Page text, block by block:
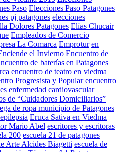
Paso Elecciones Paso Patagones
pj patagones elecciones
Dolores Patagones Elías Chucair
Empleados de Comercio
La Comarca Emprotur en
el Invierno Encuentro de
de baterías en Patagones
encuentro de teatro en viedma
Progresista y Popular encuentro
enfermedad cardiovascular
de “Cuidadores Domiciliarios”
de ropa municipio de Patagones
epilepsia Eruca Sativa en Viedma
Mario Abel escritores y escritoras
200 escuela 21 de patagones
Arte Alcides Biagetti escuela de